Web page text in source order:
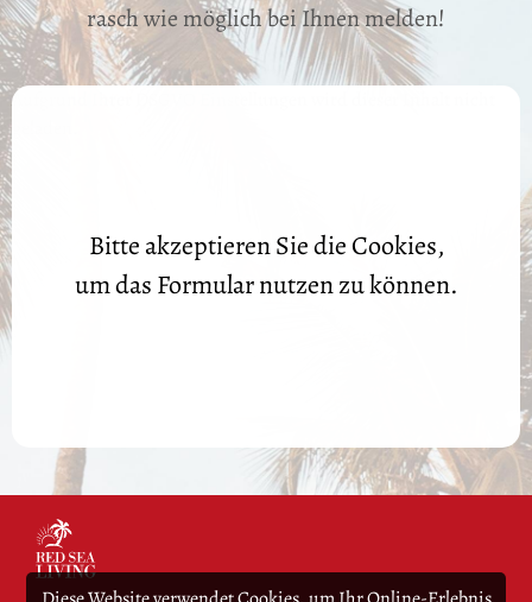
rasch wie möglich bei Ihnen melden!
Aufgrund Ihrer DSGVO Einstellungen wird dieser Inhalt nicht
Bitte akzeptieren Sie die Cookies,
um das Formular nutzen zu können.